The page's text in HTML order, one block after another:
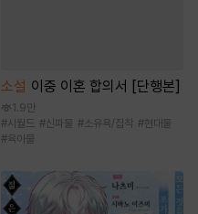
소설 이중 이혼 합의서 [단행본]
1.9만
#시월드 #신파물 #소유욕/집착 #현대물
#육아물